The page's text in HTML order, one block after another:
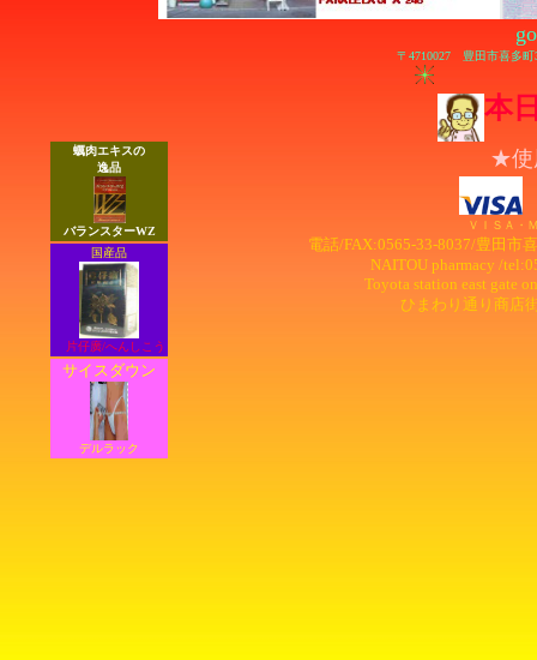
蠣肉エキスの
逸品
バランスターWZ
国産品
片仔廣/へんしこう
サイスダウン
デルラック
〒4710027 豊田市喜多
本
★使
ＶＩＳＡ・
電話/FAX:0565-33-8037/豊田市
NAITOU pharmacy /
Toyota station east gate
ひまわり通り商店